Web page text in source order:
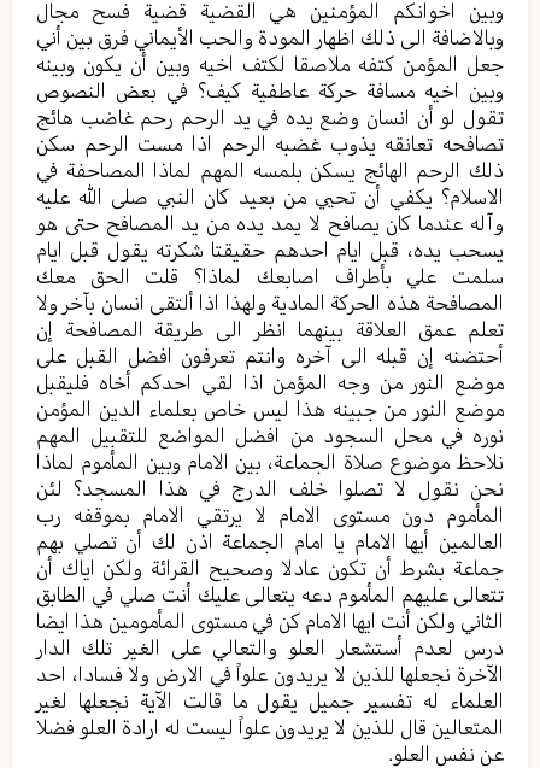
وبين اخوانكم المؤمنين هي القضية قضية فسح مجال
وبالاضافة الى ذلك اظهار المودة والحب الأيماني فرق بين أني
جعل المؤمن كتفه ملاصقا لكتف اخيه وبين أن يكون وبينه
وبين اخيه مسافة حركة عاطفية كيف؟ في بعض النصوص
تقول لو أن انسان وضع يده في يد الرحم رحم غاضب هائج
تصافحه تعانقه يذوب غضبه الرحم اذا مست الرحم سكن
ذلك الرحم الهائج يسكن بلمسه المهم لماذا المصاحفة في
الاسلام؟ يكفي أن تحيي من بعيد كان النبي صلى الله عليه
وآله عندما كان يصافح لا يمد يده من يد المصافح حتى هو
يسحب يده، قبل ايام احدهم حقيقتا شكرته يقول قبل ايام
سلمت علي بأطراف اصابعك لماذا؟ قلت الحق معك
المصافحة هذه الحركة المادية ولهذا اذا ألتقى انسان بآخر ولا
تعلم عمق العلاقة بينهما انظر الى طريقة المصافحة إن
أحتضنه إن قبله الى آخره وانتم تعرفون افضل القبل على
موضع النور من وجه المؤمن اذا لقي احدكم أخاه فليقبل
موضع النور من جبينه هذا ليس خاص بعلماء الدين المؤمن
نوره في محل السجود من افضل المواضع للتقبيل المهم
نلاحظ موضوع صلاة الجماعة، بين الامام وبين المأموم لماذا
نحن نقول لا تصلوا خلف الدرج في هذا المسجد؟ لئن
المأموم دون مستوى الامام لا يرتقي الامام بموقفه رب
العالمين أيها الامام يا امام الجماعة اذن لك أن تصلي بهم
جماعة بشرط أن تكون عادلا وصحيح القرائة ولكن اياك أن
تتعالى عليهم المأموم دعه يتعالى عليك أنت صلي في الطابق
الثاني ولكن أنت ايها الامام كن في مستوى المأمومين هذا ايضا
درس لعدم أستشعار العلو والتعالي على الغير تلك الدار
الآخرة نجعلها للذين لا يريدون علواً في الارض ولا فسادا، احد
العلماء له تفسير جميل يقول ما قالت الآية نجعلها لغير
المتعالين قال للذين لا يريدون علواً ليست له ارادة العلو فضلا
عن نفس العلو.